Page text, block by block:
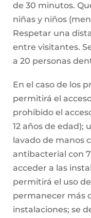
de 30 minutos.
niñas y niños
Respetar una
entre visitantes.
a 20 personas
En el caso de los
permitirá el
prohibido el
12 años de edad);
lavado de manos
antibacterial con
acceder a las
permitirá el uso
permanecer más
instalaciones; se